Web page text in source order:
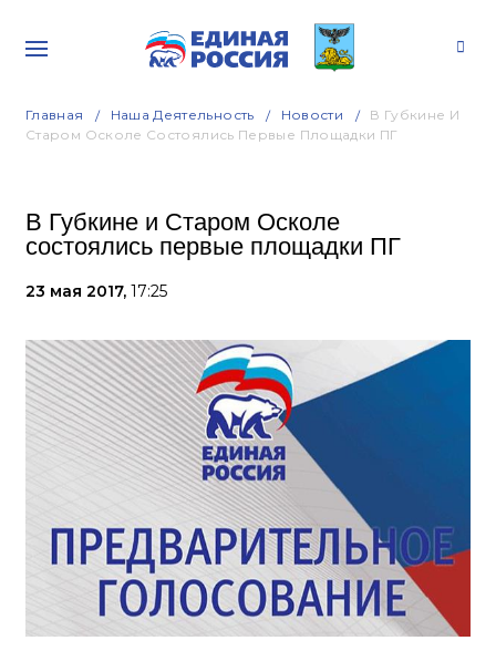
Главная Наша Деятельность Новости
В Губкине И
Старом Осколе Состоялись Первые Площадки ПГ
В Губкине и Старом Осколе
состоялись первые площадки ПГ
23 мая 2017, 17:25